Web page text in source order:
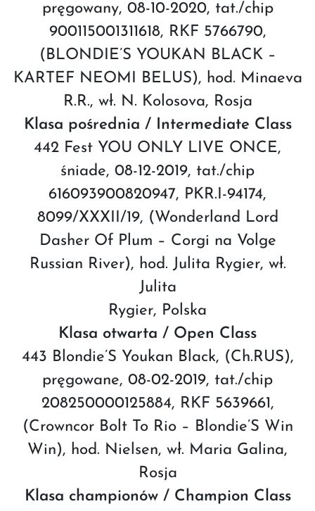
pręgowany, 08-10-2020, tat./chip
900115001311618, RKF 5766790,
(BLONDIE’S YOUKAN BLACK –
KARTEF NEOMI BELUS), hod. Minaeva
R.R., wł. N. Kolosova, Rosja
Klasa pośrednia / Intermediate Class
442 Fest YOU ONLY LIVE ONCE,
śniade, 08-12-2019, tat./chip
616093900820947, PKR.I-94174,
8099/XXXII/19, (Wonderland Lord
Dasher Of Plum – Corgi na Volge
Russian River), hod. Julita Rygier, wł.
Julita
Rygier, Polska
Klasa otwarta / Open Class
443 Blondie’S Youkan Black, (Ch.RUS),
pręgowane, 08-02-2019, tat./chip
208250000125884, RKF 5639661,
(Crowncor Bolt To Rio – Blondie’S Win
Win), hod. Nielsen, wł. Maria Galina,
Rosja
Klasa championów / Champion Class